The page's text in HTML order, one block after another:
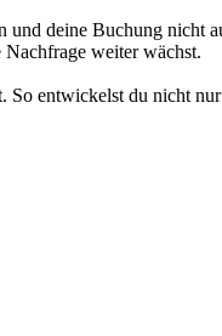
und deine Buchung nicht
Nachfrage weiter wächst.
entwickelst du nicht